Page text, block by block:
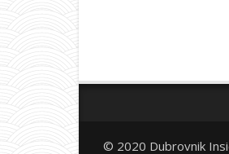
© 2020 Dubrovnik